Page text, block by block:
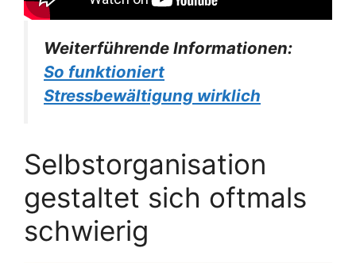
Weiterführende Informationen:
So funktioniert
Stressbewältigung wirklich
Selbstorganisation
gestaltet sich oftmals
schwierig